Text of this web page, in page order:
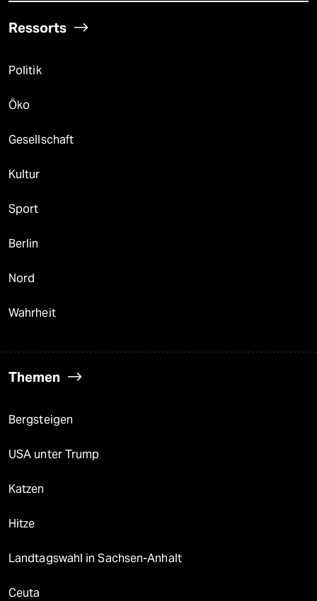
Ressorts
Politik
Öko
Gesellschaft
Kultur
Sport
Berlin
Nord
Wahrheit
Themen
Bergsteigen
USA unter Trump
Katzen
Hitze
Landtagswahl in Sachsen-Anhalt
Ceuta